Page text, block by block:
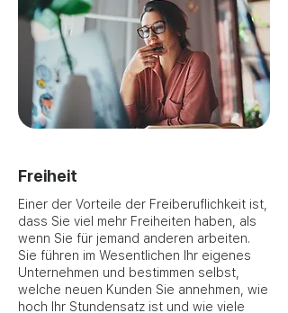
Freiheit
Einer der Vorteile der Freiberuflichkeit ist,
dass Sie viel mehr Freiheiten haben, als
wenn Sie für jemand anderen arbeiten.
Sie führen im Wesentlichen Ihr eigenes
Unternehmen und bestimmen selbst,
welche neuen Kunden Sie annehmen, wie
hoch Ihr Stundensatz ist und wie viele